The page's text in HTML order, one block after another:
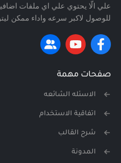
علي الّا يحتوي علي اي ملفات
للوصول لاكبر سرعه واداء ممكن
صفحات مهمة
الاسئله الشائعه
اتفاقية الاستخدام
شرح القالب
المدونة